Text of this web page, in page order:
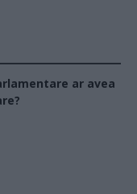
ar avea